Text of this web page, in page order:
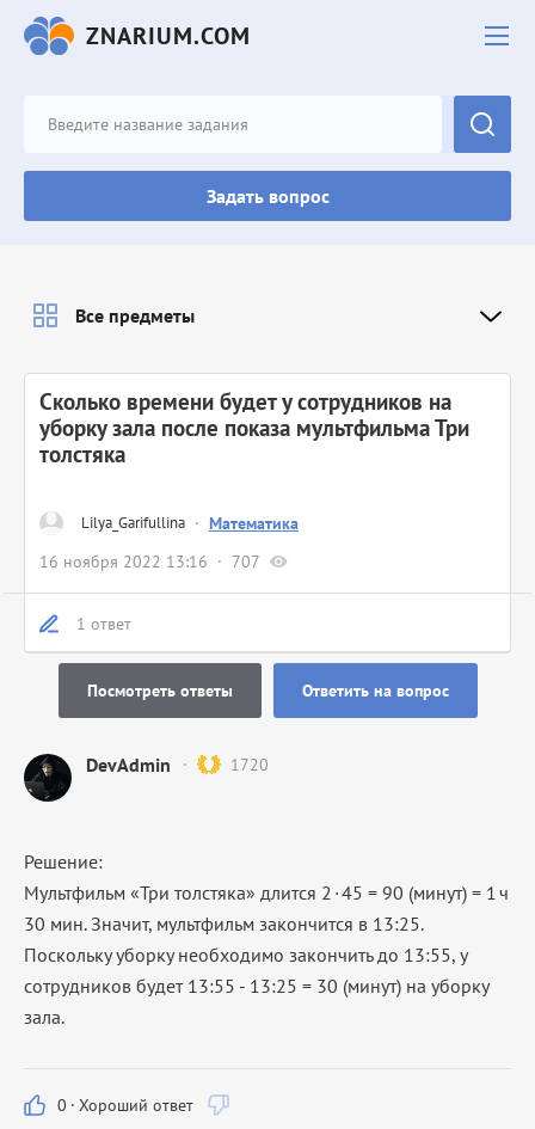
ZNARIUM.COM
Задать вопрос
Lilya_Garifullina · Математика
16 ноября 2022 13:16
707
Сколько времени будет у сотрудников на
уборку зала после показа мультфильма Три
толстяка
1 ответ
Посмотреть ответы Ответить на вопрос
DevAdmin 1720
Решение:
Мультфильм «Три толстяка» длится 2 · 45 = 90 (минут) = 1 ч
30 мин. Значит, мультфильм закончится в 13:25.
Поскольку уборку необходимо закончить до 13:55, у
сотрудников будет 13:55 - 13:25 = 30 (минут) на уборку
зала.
0 · Хороший ответ
Все предметы